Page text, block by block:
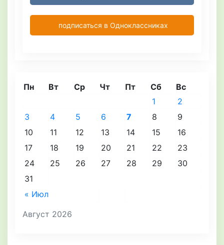
подписаться в Одноклассниках
Август 2026
Пн Вт Ср Чт Пт Сб Вс
« Июл
1
2
3
4 5 6 7 8
9
10
11 12 13 14 15
16
17
18 19 20 21 22
23
24
25 26 27 28 29
30
31